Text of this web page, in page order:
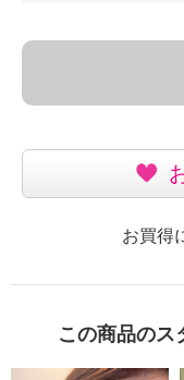
お買得
この商品のス